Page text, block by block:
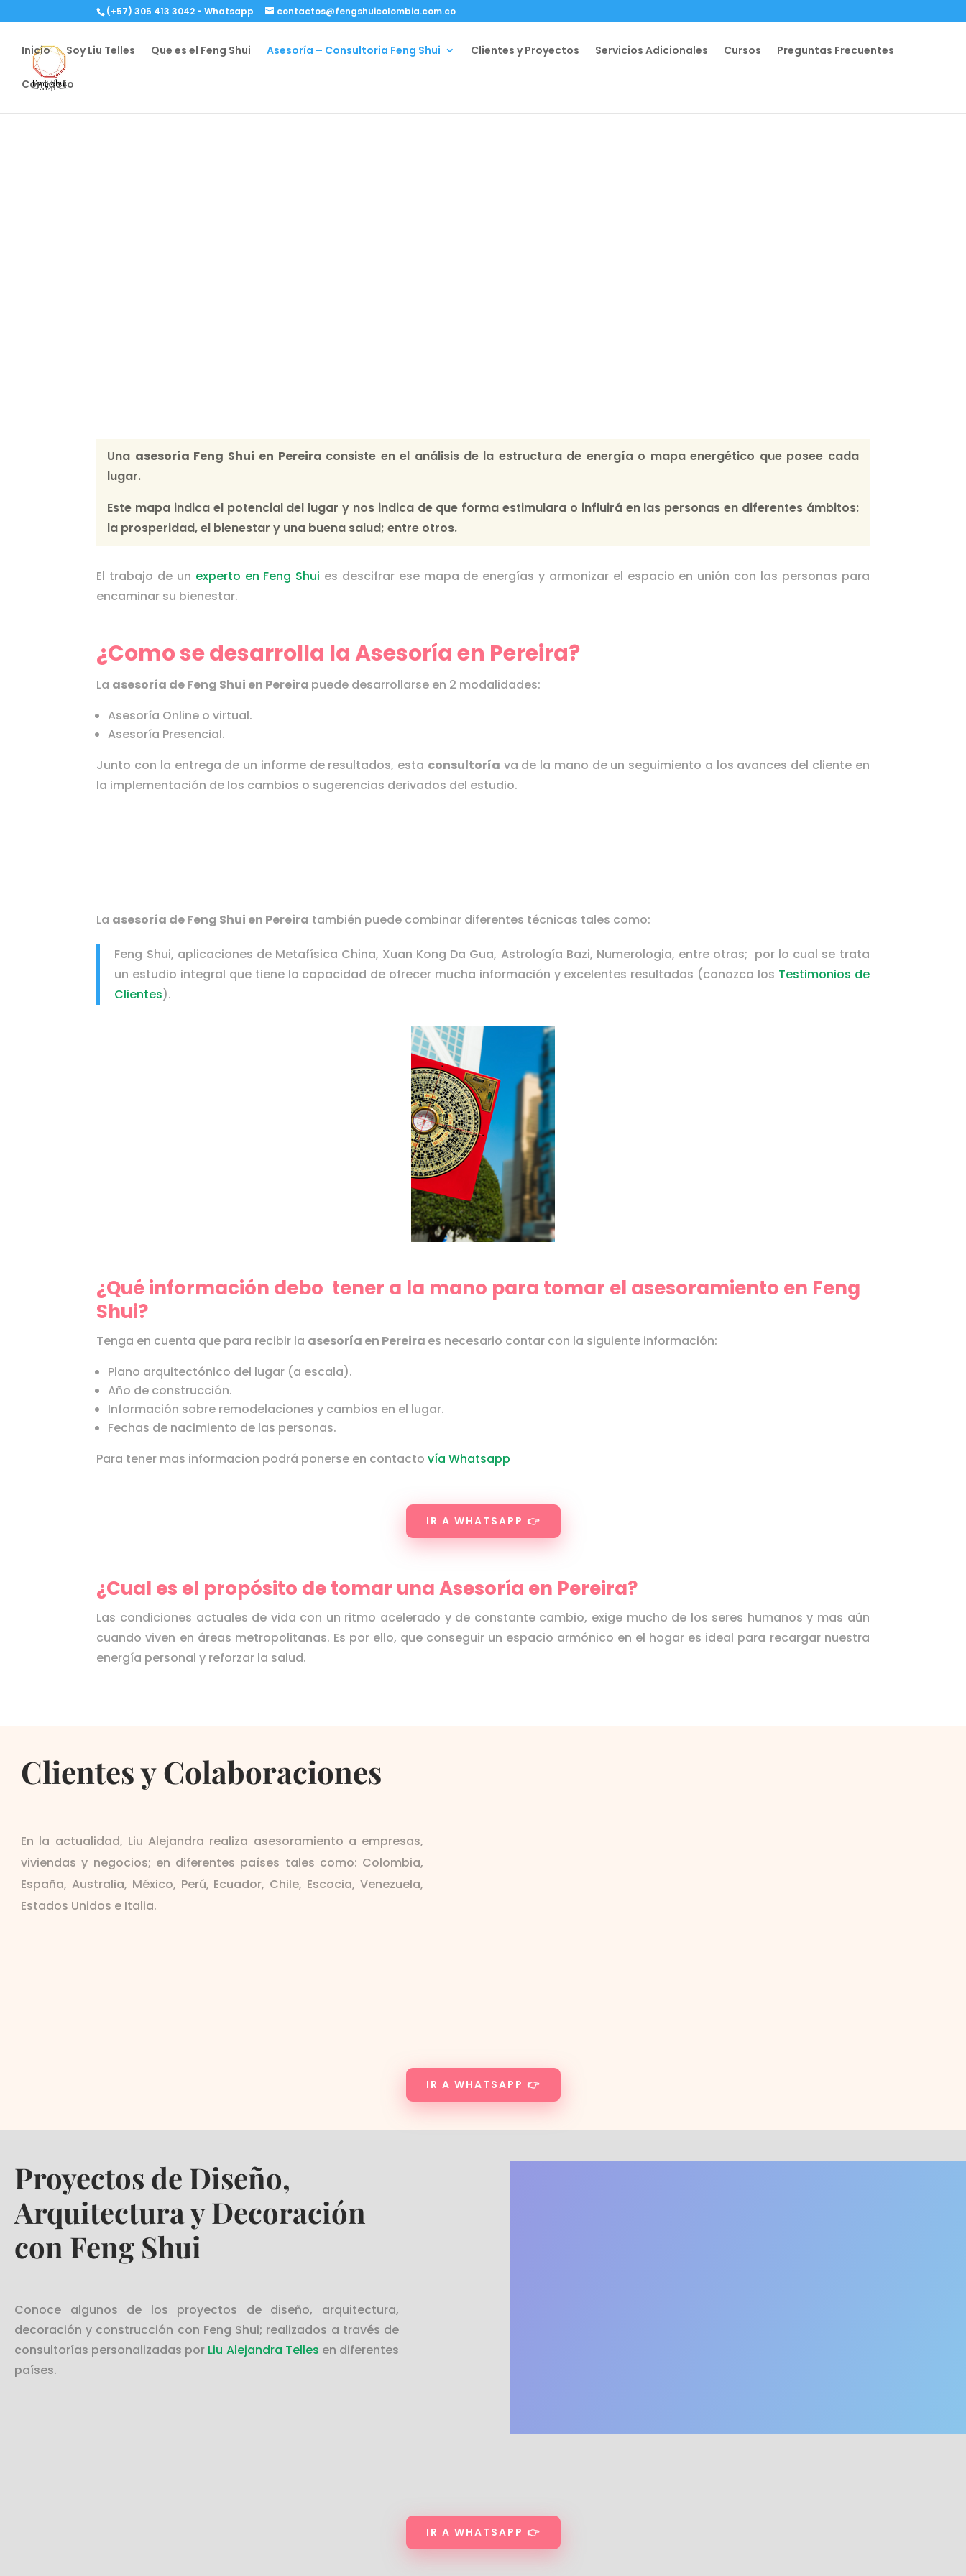
(+57) 305 413 3042 - Whatsapp contactos@fengshuicolombia.com.co
Inicio Soy Liu Telles Que es el Feng Shui Asesoría – Consultoria Feng Shui Clientes y Proyectos Servicios Adicionales Cursos Preguntas Frecuentes
Contacto
Una asesoría Feng Shui en Pereira consiste en el análisis de la estructura de energía o mapa energético que posee cada
lugar.
Este mapa indica el potencial del lugar y nos indica de que forma estimulara o influirá en las personas en diferentes ámbitos:
la prosperidad, el bienestar y una buena salud; entre otros.
El trabajo de un experto en Feng Shui es descifrar ese mapa de energías y armonizar el espacio en unión con las personas para
encaminar su bienestar.
¿Como se desarrolla la Asesoría en Pereira?
La asesoría de Feng Shui en Pereira puede desarrollarse en 2 modalidades:
Asesoría Online o virtual.
Asesoría Presencial.
Junto con la entrega de un informe de resultados, esta consultoría va de la mano de un seguimiento a los avances del cliente en
la implementación de los cambios o sugerencias derivados del estudio.
La asesoría de Feng Shui en Pereira también puede combinar diferentes técnicas tales como:
Feng Shui, aplicaciones de Metafísica China, Xuan Kong Da Gua, Astrología Bazi, Numerologia, entre otras; por lo cual se trata
un estudio integral que tiene la capacidad de ofrecer mucha información y excelentes resultados (conozca los Testimonios de
Clientes).
¿Qué información debo tener a la mano para tomar el asesoramiento en Feng
Shui?
Tenga en cuenta que para recibir la asesoría en Pereira es necesario contar con la siguiente información:
Plano arquitectónico del lugar (a escala).
Año de construcción.
Información sobre remodelaciones y cambios en el lugar.
Fechas de nacimiento de las personas.
Para tener mas informacion podrá ponerse en contactovía Whatsapp
IR A WHATSAPP 👉
¿Cual es el propósito de tomar una Asesoría en Pereira?
Las condiciones actuales de vida con un ritmo acelerado y de constante cambio, exige mucho de los seres humanos y mas aún
cuando viven en áreas metropolitanas. Es por ello, que conseguir un espacio armónico en el hogar es ideal para recargar nuestra
energía personal y reforzar la salud.
Clientes y Colaboraciones
En la actualidad, Liu Alejandra realiza asesoramiento a empresas,
viviendas y negocios; en diferentes países tales como: Colombia,
España, Australia, México, Perú, Ecuador, Chile, Escocia, Venezuela,
Estados Unidos e Italia.
IR A WHATSAPP 👉
Proyectos de Diseño,
Arquitectura y Decoración
con Feng Shui
Conoce algunos de los proyectos de diseño, arquitectura,
decoración y construcción con Feng Shui; realizados a través de
consultorías personalizadas por Liu Alejandra Telles en diferentes
países.
IR A WHATSAPP 👉